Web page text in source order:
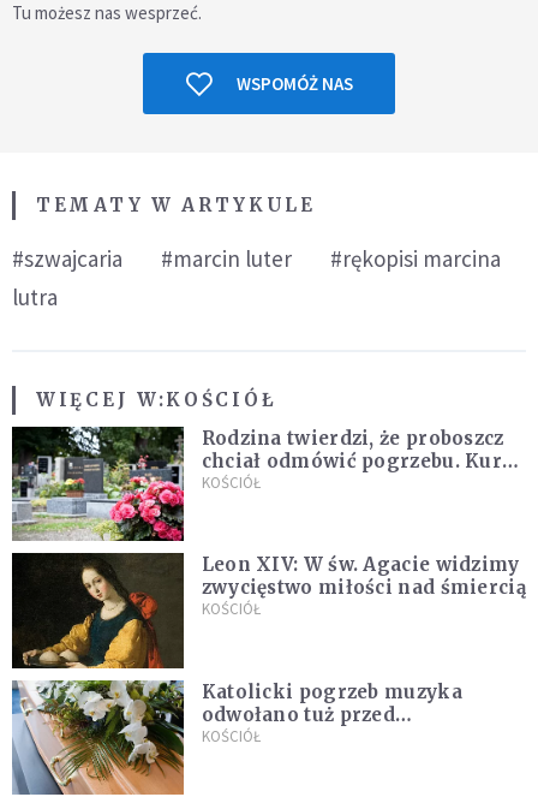
Tu możesz nas wesprzeć.
WSPOMÓŻ NAS
TEMATY W ARTYKULE
#szwajcaria #marcin luter
#rękopisi marcina
lutra
WIĘCEJ W:KOŚCIÓŁ
Rodzina twierdzi, że proboszcz
chciał odmówić pogrzebu. Kuria
zapowiada wyjaśnienia
KOŚCIÓŁ
Leon XIV: W św. Agacie widzimy
zwycięstwo miłości nad śmiercią
KOŚCIÓŁ
Katolicki pogrzeb muzyka
odwołano tuż przed
uroczystością. Powodem była
KOŚCIÓŁ